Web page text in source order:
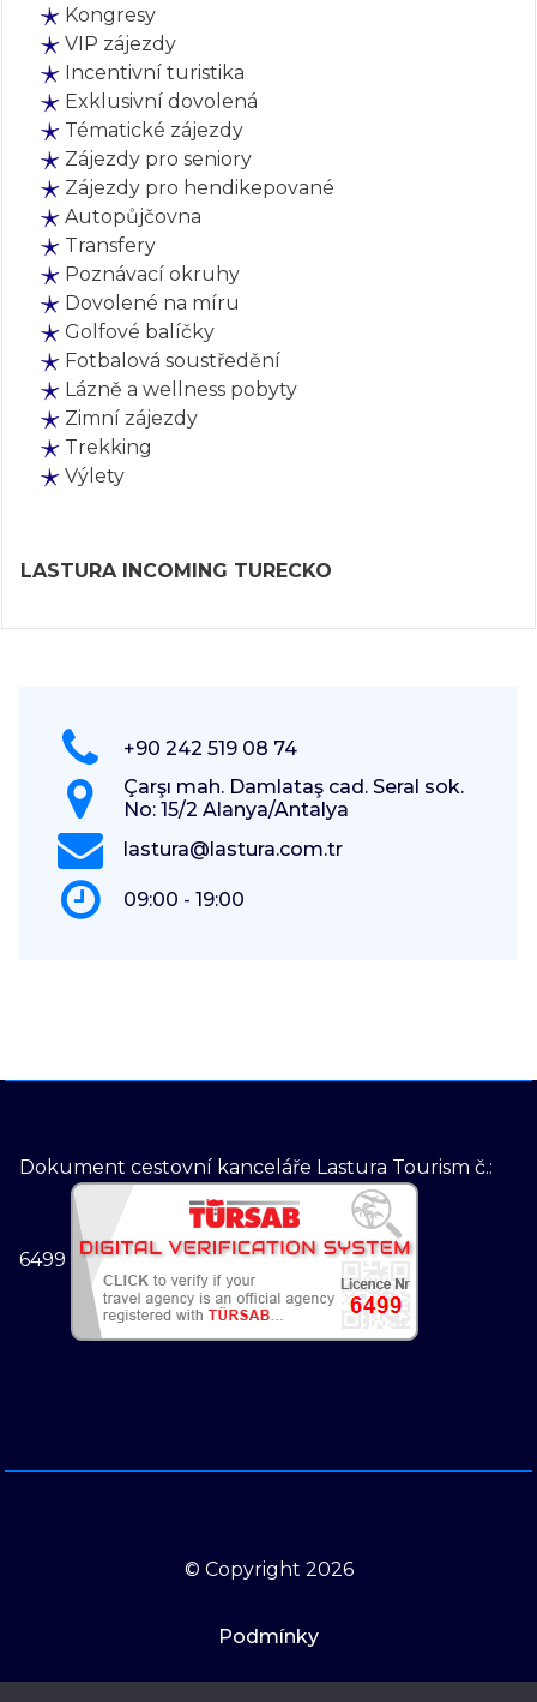
Kongresy
VIP zájezdy
Incentivní turistika
Exklusivní dovolená
Tématické zájezdy
Zájezdy pro seniory
Zájezdy pro hendikepované
Autopůjčovna
Transfery
Poznávací okruhy
Dovolené na míru
Golfové balíčky
Fotbalová soustředění
Lázně a wellness pobyty
Zimní zájezdy
Trekking
Výlety
LASTURA INCOMING TURECKO
+90 242 519 08 74
Çarşı mah. Damlataş cad. Seral sok.
No: 15/2 Alanya/Antalya
lastura@lastura.com.tr
09:00 - 19:00
Dokument cestovní kanceláře Lastura Tourism č.:
6499
© Copyright 2026
Podmínky